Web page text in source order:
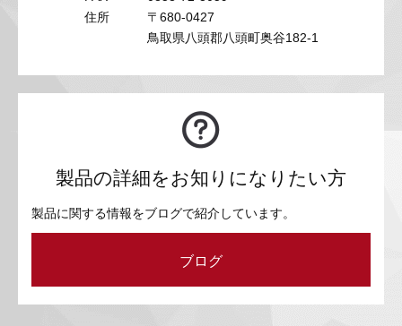
住所
〒680-0427
鳥取県八頭郡八頭町奥谷182-1
製品の詳細をお知りになりたい方
製品に関する情報をブログで紹介しています。
ブログ